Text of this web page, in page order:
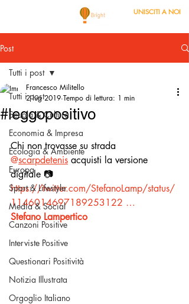
UNISCITI A NOI
Post
Tutti i post
Scuola & Cultura
Economia & Impresa
Ecologia & Ambiente
Europa
Sport & Lifestyle
Media & Social
Canzoni Positive
Interviste Positive
Questionari Positività
Notizia Illustrata
Orgoglio Italiano
Tutti i post
#leggopositivo
Francesco Militello
2 lug 2019 Tempo di lettura: 1 min
Chi non trovasse su strada
@scarpdetenis acquisti la versione
digitale 📷
https://twitter.com/StefanoLamp/status/
1146014697189253122 …
Stefano Lampertico